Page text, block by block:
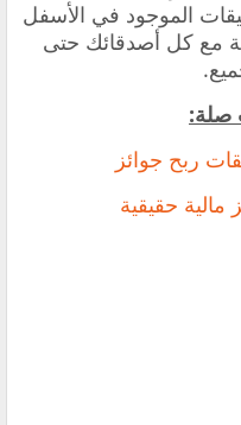
الموجود في الأسفل
مع كل أصدقائك حتى
صلة:
حقيقية